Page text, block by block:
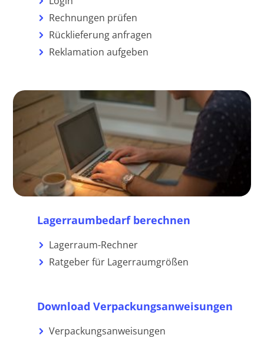
Rechnungen prüfen
Rücklieferung anfragen
Reklamation aufgeben
Lagerraumbedarf berechnen
Lagerraum-Rechner
Ratgeber für Lagerraumgrößen
Download Verpackungsanweisungen
Verpackungsanweisungen